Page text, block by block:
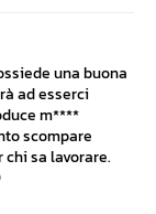
una buona
ad esserci
m****
scompare
sa lavorare.